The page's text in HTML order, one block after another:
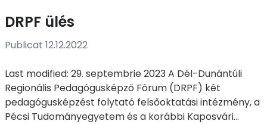
DRPF ülés
Publicat 12.12.2022
Last modified: 29. septembrie 2023 A Dél-Dunántúli
Regionális Pedagógusképző Fórum (DRPF) két
pedagógusképzést folytató felsőoktatási intézmény, a
Pécsi Tudományegyetem és a korábbi Kaposvári...